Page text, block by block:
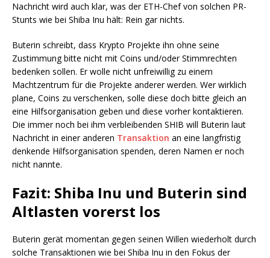
Nachricht wird auch klar, was der ETH-Chef von solchen PR-
Stunts wie bei Shiba Inu hält: Rein gar nichts.
Buterin schreibt, dass Krypto Projekte ihn ohne seine
Zustimmung bitte nicht mit Coins und/oder Stimmrechten
bedenken sollen. Er wolle nicht unfreiwillig zu einem
Machtzentrum für die Projekte anderer werden. Wer wirklich
plane, Coins zu verschenken, solle diese doch bitte gleich an
eine Hilfsorganisation geben und diese vorher kontaktieren.
Die immer noch bei ihm verbleibenden SHIB will Buterin laut
Nachricht in einer anderen Transaktion an eine langfristig
denkende Hilfsorganisation spenden, deren Namen er noch
nicht nannte.
Fazit: Shiba Inu und Buterin sind
Altlasten vorerst los
Buterin gerät momentan gegen seinen Willen wiederholt durch
solche Transaktionen wie bei Shiba Inu in den Fokus der